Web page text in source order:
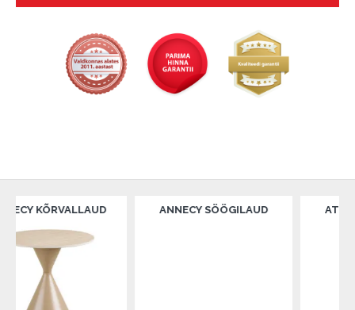
ANNECY SÖÖGILAUD ATHENS